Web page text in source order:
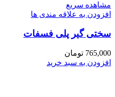
مشاهده سریع
افزودن به علاقه مندی ها
سختی گیر پلی فسفات
765,000 تومان
افزودن به سبد خرید